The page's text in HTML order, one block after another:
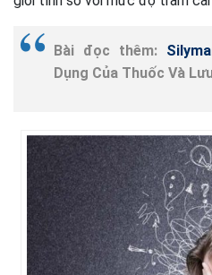
Bài đọc thêm:
Dụng Của Thuốc Và